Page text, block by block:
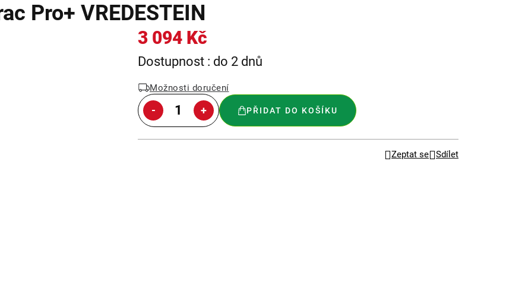
Pro+ VREDESTEIN
3 094 Kč
Měrná
Dostupnost : do 2 dnů
Možnosti doručení
PŘIDAT DO KOŠÍKU
Zeptat se Sdílet